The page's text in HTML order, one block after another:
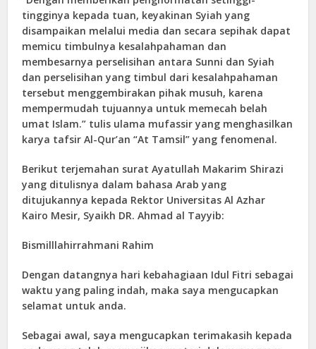
tingginya kepada tuan, keyakinan Syiah yang
disampaikan melalui media dan secara sepihak dapat
memicu timbulnya kesalahpahaman dan
membesarnya perselisihan antara Sunni dan Syiah
dan perselisihan yang timbul dari kesalahpahaman
tersebut menggembirakan pihak musuh, karena
mempermudah tujuannya untuk memecah belah
umat Islam.” tulis ulama mufassir yang menghasilkan
karya tafsir Al-Qur’an “At Tamsil” yang fenomenal.
Berikut terjemahan surat Ayatullah Makarim Shirazi
yang ditulisnya dalam bahasa Arab yang
ditujukannya kepada Rektor Universitas Al Azhar
Kairo Mesir, Syaikh DR. Ahmad al Tayyib:
Bismilllahirrahmani Rahim
Dengan datangnya hari kebahagiaan Idul Fitri sebagai
waktu yang paling indah, maka saya mengucapkan
selamat untuk anda.
Sebagai awal, saya mengucapkan terimakasih kepada